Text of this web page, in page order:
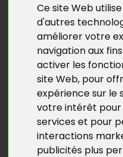
Ce site Web
d'autres
améliorer votre
navigation aux
activer les
site Web, pour
expérience sur le
votre intérêt
services et pour
interactions
publicités plus
Edmond
Edmond Botti est né le
informaticien de
voyance extraordinaire,
romans.Le Monde de
humaine , son septième
humanitaire sur fond
e